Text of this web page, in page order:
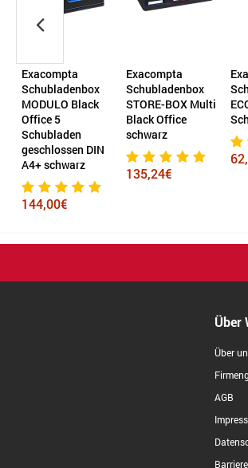
Black
DIN
Exacompta
Schubladenbox
STORE-BOX Multi
Black Office
schwarz
135,24€
Exacompta
ECOBOX
Schubladen
62,13€
Über
Über
AGB